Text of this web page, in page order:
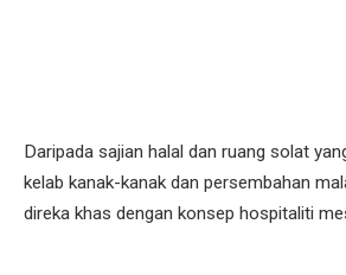
Daripada sajian halal dan ruang solat
kelab kanak-kanak dan persembahan
direka khas dengan konsep hospitaliti